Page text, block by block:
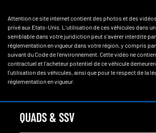
Attention ce site internet contient des photos et des
privé aux Etats-Unis. L'utilisation de ces véhicules dans
semblable dans votre juridiction peut s'avérer interdite
réglementation en vigueur dans votre région, y compris
suivant du Code de l'environnement. Cette vidéo ne
contractuel et l'acheteur potentiel de ce véhicule
l'utilisation des véhicules, ainsi que pour le respect de la
réglementation en vigueur.
QUADS & SSV